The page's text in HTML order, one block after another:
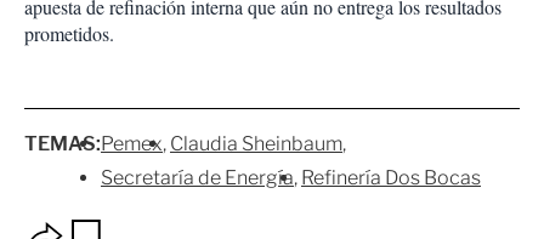
apuesta de refinación interna que aún no entrega los resultados
prometidos.
TEMAS:Pemex Claudia Sheinbaum
Secretaría de Energía Refinería Dos Bocas